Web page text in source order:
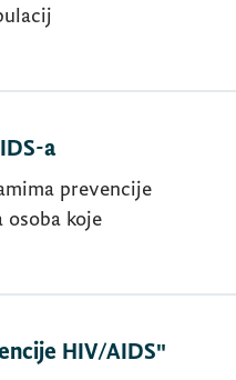
a
prevencije
osoba koje
HIV/AIDS"